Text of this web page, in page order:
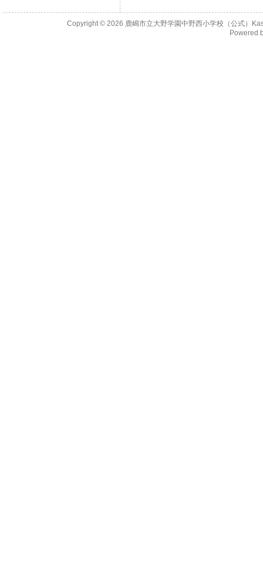
Copyright © 2026 鹿嶋市立大野学園中野西小学校（公式）
Powered